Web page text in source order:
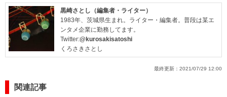
黒崎さとし（編集者・ライター）
1983年、茨城県生まれ。ライター・編集者。普段は某エ
ンタメ企業に勤務してます。
Twitter:@kurosakisatoshi
くろさきさとし
最終更新： 2021/07/29 12:00
関連記事